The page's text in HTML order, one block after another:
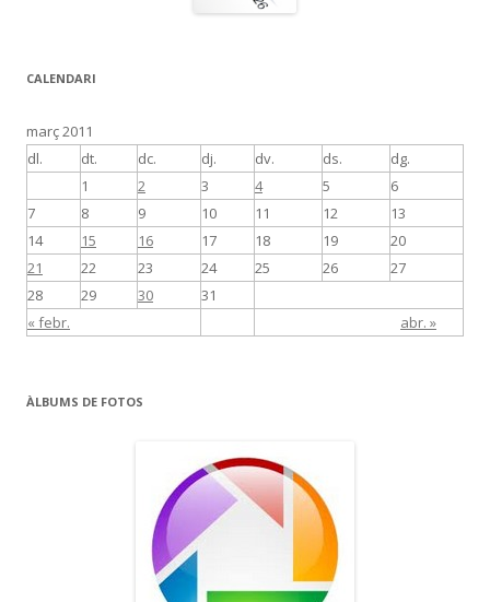
CALENDARI
març 2011
dl.
dt. dc. dj. dv. ds. dg.
« febr. abr. »
1 2 3 4 5
6
7
8 9 10 11 12
13
14
15 16 17 18 19
20
21
22 23 24 25 26
27
28
29 30 31
ÀLBUMS DE FOTOS